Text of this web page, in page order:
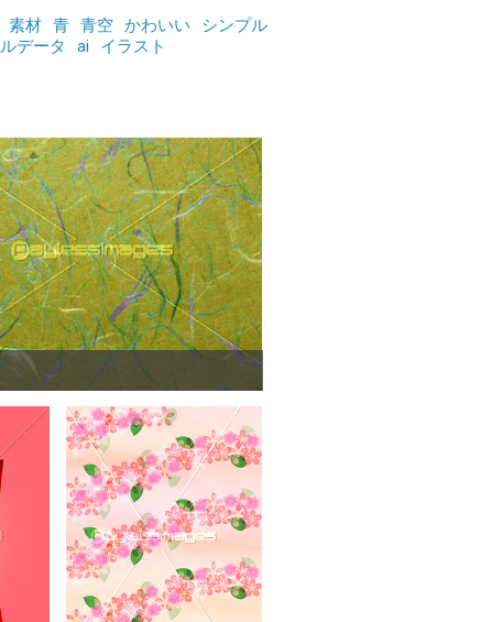
素材 青 青空 かわいい
シンプル
データ ai イラスト